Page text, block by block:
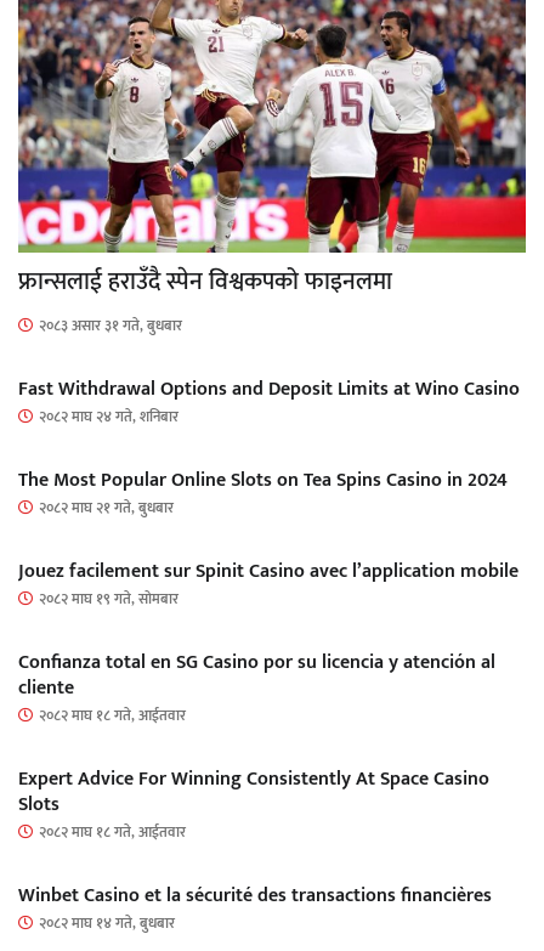
फ्रान्सलाई हराउँदै स्पेन विश्वकपको फाइनलमा
२०८३ असार ३१ गते, बुधबार
Fast Withdrawal Options and Deposit Limits at Wino Casino
२०८२ माघ २४ गते, शनिबार
The Most Popular Online Slots on Tea Spins Casino in 2024
२०८२ माघ २१ गते, बुधबार
Jouez facilement sur Spinit Casino avec l’application mobile
२०८२ माघ १९ गते, सोमबार
Confianza total en SG Casino por su licencia y atención al
cliente
२०८२ माघ १८ गते, आईतवार
Expert Advice For Winning Consistently At Space Casino
Slots
२०८२ माघ १८ गते, आईतवार
Winbet Casino et la sécurité des transactions financières
२०८२ माघ १४ गते, बुधबार